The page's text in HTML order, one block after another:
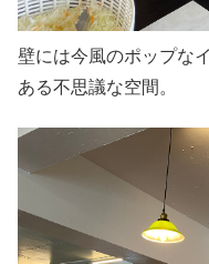
壁には今風のポップな
ある不思議な空間。